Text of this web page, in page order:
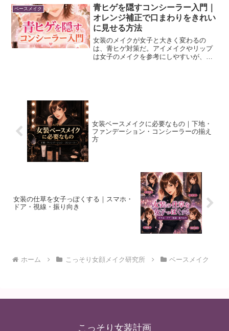
は、肌をならす下地、顔全体をそろえる
ファンデーション、青ヒゲや赤...
ベースメイク
青ヒゲを隠すコンシーラー入門｜
オレンジ補正で口まわりをきれい
に見せる方法
女装のメイクが女子と大きく変わるの
は、青ヒゲ対策だ。アイメイクやリップ
は女子のメイクを参考にしやすいが、口
女装ベースメイクに必要なもの｜下地・
ファンデーション・コンシーラーの揃え
方
女装の仕草を女子っぽくする｜スマホ・
ドア・視線・振り向き
ホーム こっそり女顔メイク研究所 ベースメイク
こっそり女装計画